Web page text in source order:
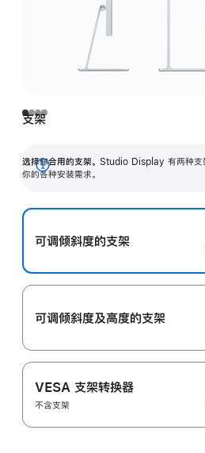
支架
选择你合用的支架。 Studio Display 有两种支
你的各种安装需求。
展
可调倾斜度的支架
可调倾斜度及高‍度的支‍架
VESA 支架转换器
不含支架